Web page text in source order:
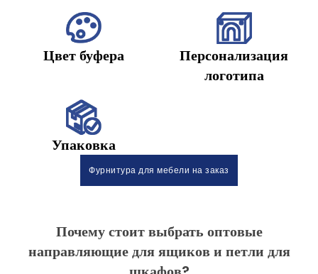
Цвет буфера
Персонализация
логотипа
Упаковка
Фурнитура для мебели на заказ
Почему стоит выбрать оптовые
направляющие для ящиков и петли для